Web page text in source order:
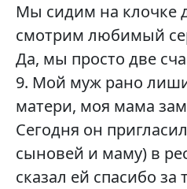
Мы сидим на клочке
смотрим любимый
Да, мы просто две
9. Мой муж рано
матери, моя мама
Сегодня он
сыновей и маму) в
сказал ей спасибо